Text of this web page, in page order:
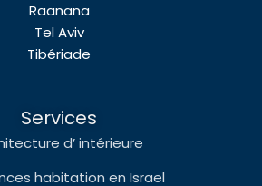
Raanana
Tel Aviv
Tibériade
Services
d’ intérieure
habitation en Israel